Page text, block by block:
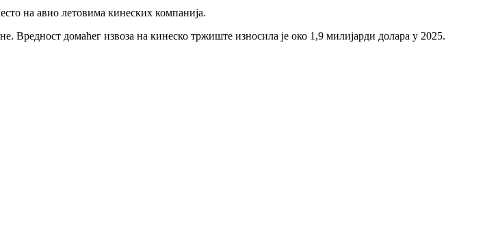
на авио летовима кинеских компанија.
Вредност домаћег извоза на кинеско тржиште износила је око 1,9 милијарди долара у 2025.